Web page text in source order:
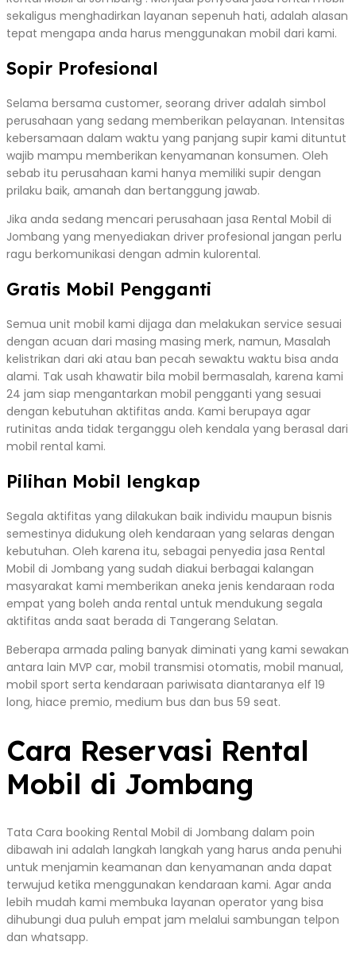
sekaligus menghadirkan layanan sepenuh hati, adalah alasan
tepat mengapa anda harus menggunakan mobil dari kami.
Sopir Profesional
Selama bersama customer, seorang driver adalah simbol
perusahaan yang sedang memberikan pelayanan. Intensitas
kebersamaan dalam waktu yang panjang supir kami dituntut
wajib mampu memberikan kenyamanan konsumen. Oleh
sebab itu perusahaan kami hanya memiliki supir dengan
prilaku baik, amanah dan bertanggung jawab.
Jika anda sedang mencari perusahaan jasa Rental Mobil di
Jombang yang menyediakan driver profesional jangan perlu
ragu berkomunikasi dengan admin kulorental.
Gratis Mobil Pengganti
Semua unit mobil kami dijaga dan melakukan service sesuai
dengan acuan dari masing masing merk, namun, Masalah
kelistrikan dari aki atau ban pecah sewaktu waktu bisa anda
alami. Tak usah khawatir bila mobil bermasalah, karena kami
24 jam siap mengantarkan mobil pengganti yang sesuai
dengan kebutuhan aktifitas anda. Kami berupaya agar
rutinitas anda tidak terganggu oleh kendala yang berasal dari
mobil rental kami.
Pilihan Mobil lengkap
Segala aktifitas yang dilakukan baik individu maupun bisnis
semestinya didukung oleh kendaraan yang selaras dengan
kebutuhan. Oleh karena itu, sebagai penyedia jasa Rental
Mobil di Jombang yang sudah diakui berbagai kalangan
masyarakat kami memberikan aneka jenis kendaraan roda
empat yang boleh anda rental untuk mendukung segala
aktifitas anda saat berada di Tangerang Selatan.
Beberapa armada paling banyak diminati yang kami sewakan
antara lain MVP car, mobil transmisi otomatis, mobil manual,
mobil sport serta kendaraan pariwisata diantaranya elf 19
long, hiace premio, medium bus dan bus 59 seat.
Cara Reservasi Rental
Mobil di Jombang
Tata Cara booking Rental Mobil di Jombang dalam poin
dibawah ini adalah langkah langkah yang harus anda penuhi
untuk menjamin keamanan dan kenyamanan anda dapat
terwujud ketika menggunakan kendaraan kami. Agar anda
lebih mudah kami membuka layanan operator yang bisa
dihubungi dua puluh empat jam melalui sambungan telpon
dan whatsapp.